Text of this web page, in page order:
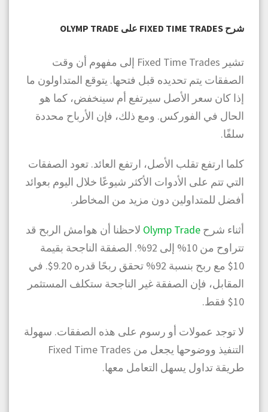
شرح FIXED TIME TRADES على OLYMP TRADE
تشير Fixed Time Trades إلى مفهوم أن وقت
الصفقات يتم تحديده قبل فتحها. يتوقع المتداولون ما
إذا كان سعر الأصل سيرتفع أم سينخفض، كما هو
الحال في الفوركس. ومع ذلك، فإن الأرباح محددة
سلفًا.
كلما ارتفع تقلب الأصل، ارتفع العائد. تعود الصفقات
التي تتم على الأدوات الأكثر شيوعًا خلال اليوم بعوائد
أفضل للمتداولين دون مزيد من المخاطر.
أثناء شرح Olymp Trade لاحظنا أن هوامش الربح قد
تتراوح من 10% إلى 92%. الصفقة الناجحة بقيمة
10$ مع ربح بنسبة 92% تحقق ربحًا قدره 9.20$. في
المقابل، فإن الصفقة غير الناجحة ستكلف المستثمر
10$ فقط.
لا توجد عمولات أو رسوم على هذه الصفقات. سهولة
التنفيذ ووضوحها يجعل من Fixed Time Trades
طريقة تداول يسهل التعامل معها.